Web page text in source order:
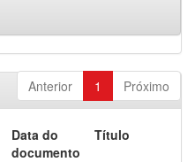
Anterior 1 Próximo
Data do
documento
Título